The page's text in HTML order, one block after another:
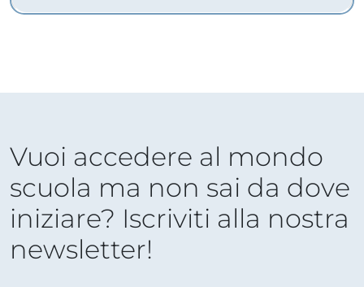
Vuoi accedere al mondo
scuola ma non sai da dove
iniziare? Iscriviti alla nostra
newsletter!